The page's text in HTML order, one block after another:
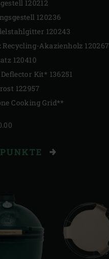
120212
120236
120243
Recycling-Akazienholz 120267
120410
Kit* 136251
122957
Cooking Grid**